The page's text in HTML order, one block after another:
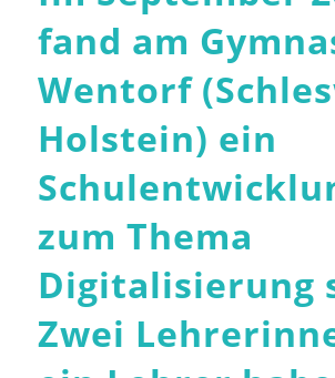
fand am
Wentorf
Holstein) ein
zum Thema
Digitalisierung
Zwei